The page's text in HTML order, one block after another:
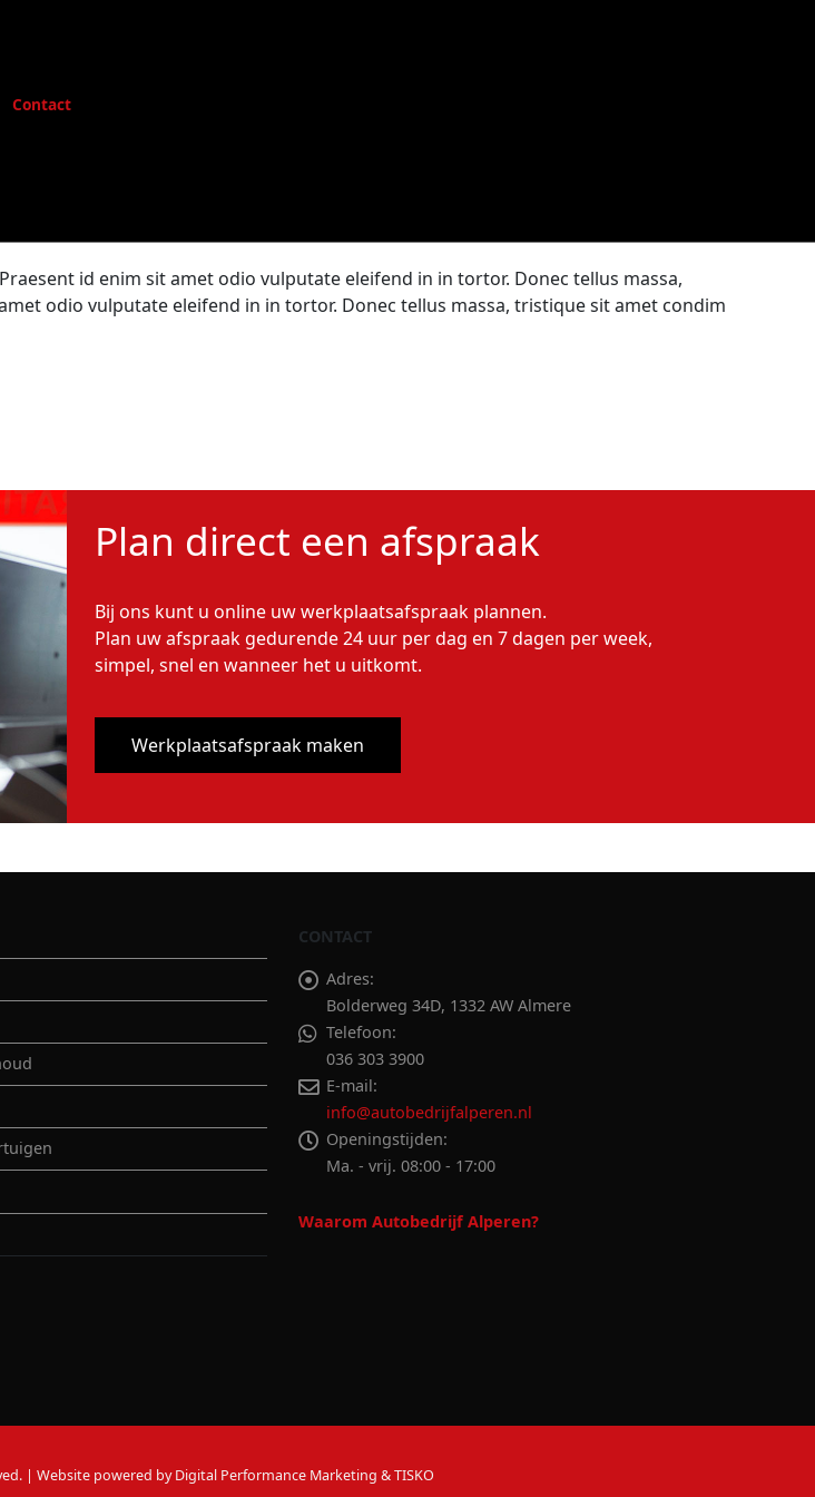
Contact
id enim sit amet odio vulputate eleifend in in tortor. Donec tellus massa,
odio vulputate eleifend in in tortor. Donec tellus massa, tristique sit amet condim
Plan direct een afspraak
Bij ons kunt u online uw werkplaatsafspraak plannen.
Plan uw afspraak gedurende 24 uur per dag en 7 dagen per week,
simpel, snel en wanneer het u uitkomt.
Werkplaatsafspraak maken
CONTACT
Adres:
Bolderweg 34D, 1332 AW Almere
Telefoon:
036 303 3900
E-mail:
info@autobedrijfalperen.nl
Openingstijden:
Ma. - vrij. 08:00 - 17:00
Waarom Autobedrijf Alperen?
| Website powered by Digital Performance Marketing & TISKO